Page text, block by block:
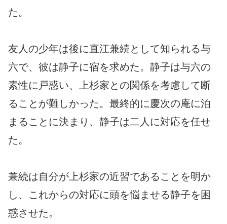
た。
友人の少年は後に直江兼続として知られる与
六で、彼は静子に宿を求めた。静子は与六の
素性に戸惑い、上杉家との関係を考慮して断
ることが難しかった。最終的に慶次の庵に泊
まることに決まり、静子は二人に対応を任せ
た。
兼続は自分が上杉家の近習であることを明か
し、これからの対応に頭を悩ませる静子を困
惑させた。